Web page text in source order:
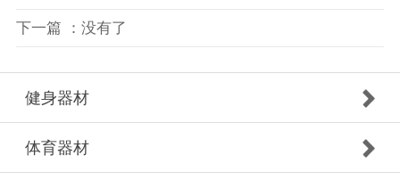
下一篇 ：没有了
健身器材
体育器材